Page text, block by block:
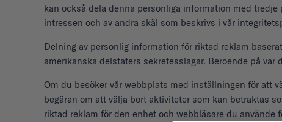
kan också dela denna personliga information med
intressen och av andra skäl som beskrivs i vår
Delning av personlig information för riktad reklam
amerikanska delstaters sekretesslagar. Beroende på
Om du besöker vår webbplats med inställningen för att
begäran om att välja bort aktiviteter som kan betraktas
riktad reklam för den enhet och webbläsare du använde